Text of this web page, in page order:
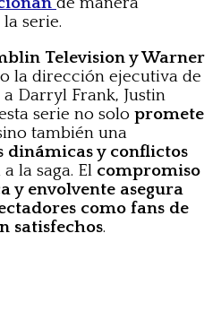
serie.
Television y Warner
la dirección ejecutiva de
Darryl Frank, Justin
serie no solo promete
también una
dinámicas y conflictos
la saga. El compromiso
y envolvente asegura
como fans de
satisfechos.